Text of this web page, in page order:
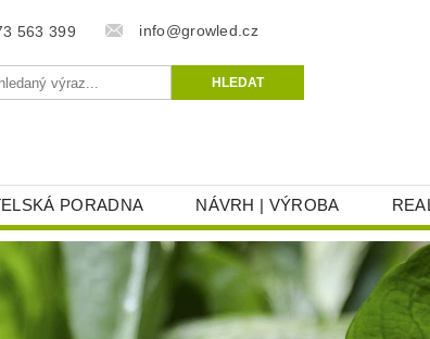
563 399 info@growled.cz
PORADNA NÁVRH | VÝROBA
OBCHODNÍ PODMÍNKY OCHRANA